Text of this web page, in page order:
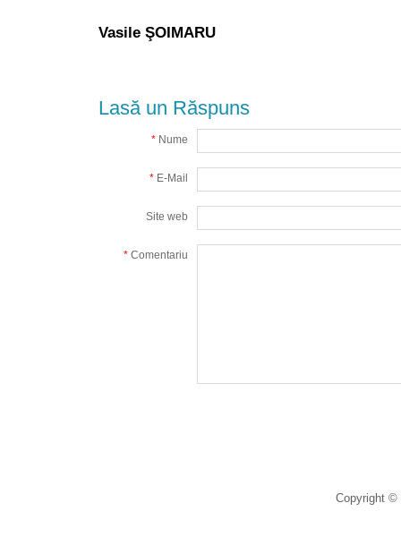
Vasile ŞOIMARU
Lasă un Răspuns
* Nume
* E-Mail
Site web
* Comentariu
Copyright ©